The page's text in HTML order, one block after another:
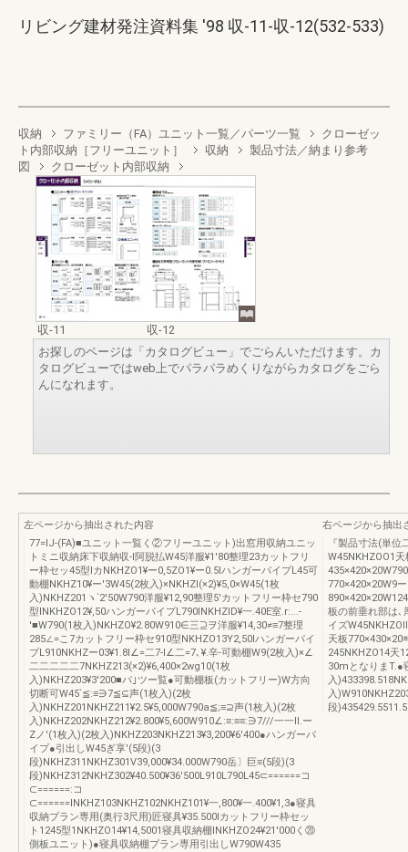
リビング建材発注資料集 '98 収-11-収-12(532-533)
収納 ファミリー（FA）ユニット一覧／パーツ一覧
クローゼッ
ト内部収納［フリーユニット］
収納
製品寸法／納まり参考
図
クローゼット内部収納
収-11
収-12
お探しのページは「カタログビュー」でごらんいただけます。カ
タログビューではweb上でパラパラめくりながらカタログをごら
んになれます。
左ページから抽出された内容
77=lJ-(FA)■ユニット一覧く②フリーユニット)出窓用収納ユニッ
トミニ収納床下収納収-l阿脱払W45洋服¥1′80整理23カットフリ
ー枠セッ45型lカNKHZO1¥ー0,5ZO1¥ー0.5lハンガーパイプL45可
動棚NKHZ10¥ー′3W45(2枚入)×NKHZl(×2)¥5,0×W45(1枚
入)NKHZ201ヽ`2′50W790洋服¥12,90整理5′カットフリー枠セ790
型lNKHZO12¥,50ハンガーパイプL790lNKHZID¥一.40E室.r:...-
'■W790(1枚入)NKHZO¥2.80W910∈三⊇ヲ洋服¥14,30≠≡7整理
285∠=こ7カットフリー枠セ910型NKHZO13Y2,50lハンガーパイ
プL910NKHZー03¥1.8l∠=二7-l∠二=7､¥.辛-可動棚W9(2枚入)×∠
二二二二二7NKHZ213(×2)¥6,400×2wg10(1枚
入)NKHZ203¥3′200■パ｣ツー覧●可動棚板(カットフリー)W方向
切断可W45`≦:≡∋7≦⊆声(1枚入)(2枚
入)NKHZ201NKHZ211¥2.5¥5,000W790a≦;≡⊇声(1枚入)(2枚
入)NKHZ202NKHZ212¥2.800¥5,600W910∠:≡:≡≡:∋7///一一ll.ー
Zノ′(1枚入)(2枚入)NKHZ203NKHZ213¥3,200¥6′400●ハンガーパ
イプ●引出しW45ぎ享′(5段)(3
段)NKHZ311NKHZ301V39,000¥34.000W790岳〕巨≡(5段)(3
段)NKHZ312NKHZ302¥40.500¥36′500L910L790L45⊂======コ
⊂======:コ
⊂======lNKHZ103NKHZ102NKHZ101¥一,800¥一.400¥1,3●寝具
収納プラン専用(奥行3尺用)匠寝具¥35.500lカットフリー枠セッ
ト1245型1NKHZO14¥14,5001寝具収納棚INKHZO24¥21′000く⑳
側板ユニット)●寝具収納棚プラン専用引出しW790W435
右ページから抽出
『製品寸法(単
W45NKHZOO1
770×420×20W9
板の前垂れ部は､
イズ
天板
245NKHZO14天
30mとなりまT.●
入
入
段